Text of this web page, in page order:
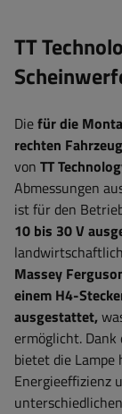
TT
Diefür die
rechten
von TT
Abmessungen
ist für den
10 bis 30 V
Massey
einem H4-
ausgestattet,
ermöglicht. Dank
bietet die
Energieeffizienz